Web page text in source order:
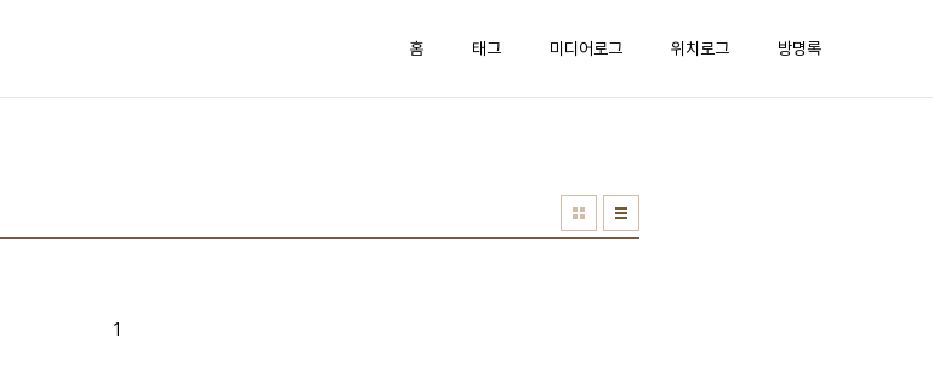
홈 태그 미디어로그 위치로그 방명록
1